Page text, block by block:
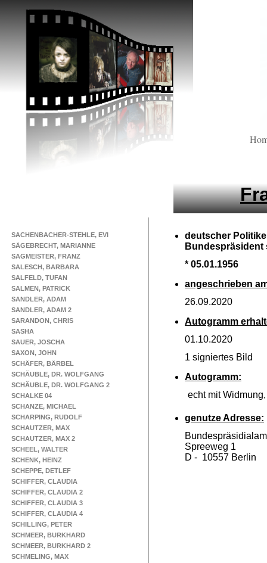
SACHENBACHER-STEHLE, EVI
SÄGEBRECHT, MARIANNE
SAGMEISTER, FRANZ
SALESCH, BARBARA
SALFELD, TUFAN
SALMEN, PATRICK
SANDLER, ADAM
SANDLER, ADAM 2
SARANDON, CHRIS
SASHA
SAUER, JOSCHA
SAXON, JOHN
SCHÄFER, BÄRBEL
SCHÄUBLE, DR. WOLFGANG
SCHÄUBLE, DR. WOLFGANG 2
SCHALKE 04
SCHANZE, MICHAEL
SCHARPING, RUDOLF
SCHAUTZER, MAX
SCHAUTZER, MAX 2
SCHEEL, WALTER
SCHENK, HEINZ
SCHEPPE, DETLEF
SCHIFFER, CLAUDIA
SCHIFFER, CLAUDIA 2
SCHIFFER, CLAUDIA 3
SCHIFFER, CLAUDIA 4
SCHILLING, PETER
SCHMEER, BURKHARD
SCHMEER, BURKHARD 2
SCHMELING, MAX
deutscher
Bundespräsident
* 05.01.1956
angeschrieben
26.09.2020
Autogramm
01.10.2020
1 signiertes Bild
Autogramm:
echt mit
genutze Adresse:
Spreeweg 1
D - 10557 Berlin